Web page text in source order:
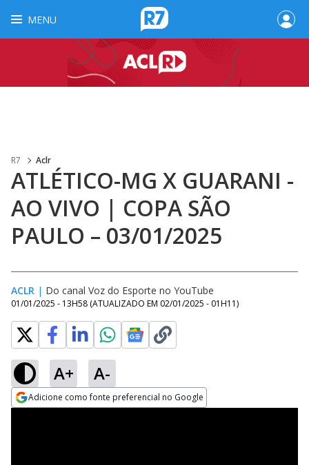
MENU
R7 Aclr
ATLÉTICO-MG X GUARANI -
AO VIVO | COPA SÃO
PAULO – 03/01/2025
ACLR | Do canal Voz do Esporte no YouTube
01/01/2025 - 13H58 (ATUALIZADO EM 02/01/2025 - 01H11)
A+ A-
Adicione como fonte preferencial no Google